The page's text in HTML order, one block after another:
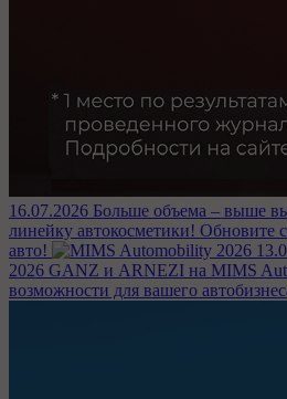
16.07.2026 Больше объема – выше
линейку автокосметики! Обновите
авто!
2026 GANZ и ARNEZI на MIMS
возможности для вашего